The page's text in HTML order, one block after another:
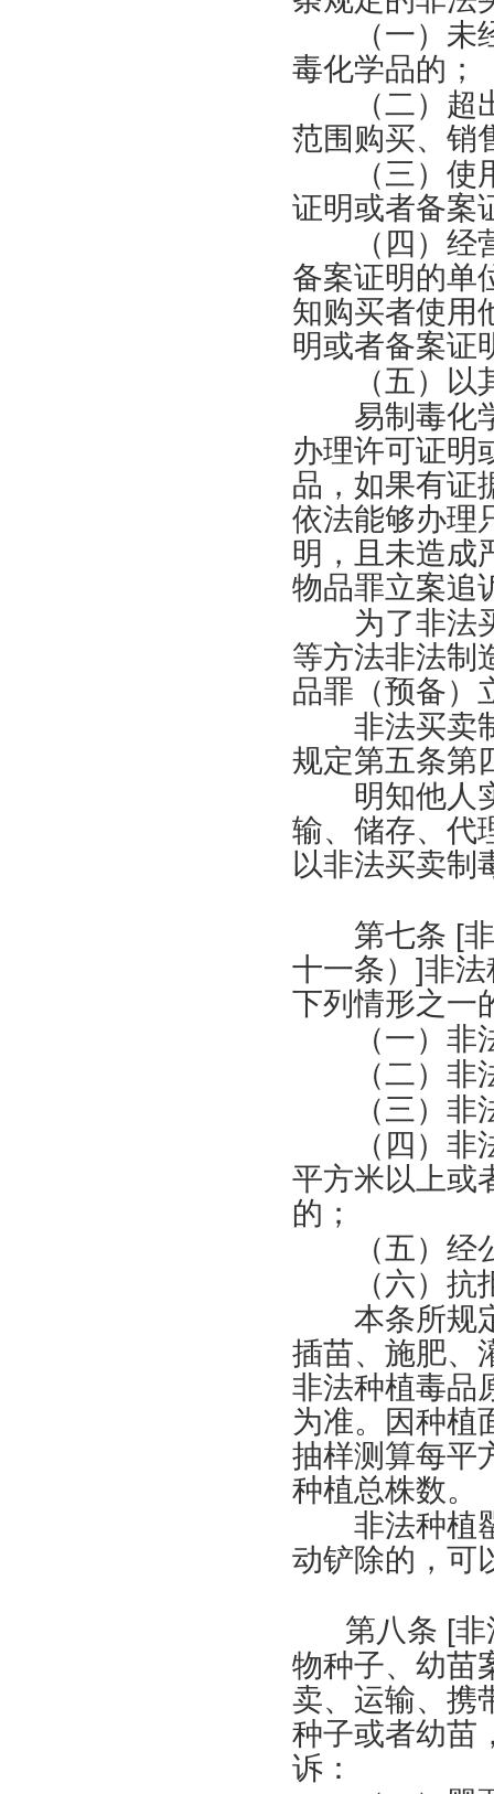
（一）未经
毒化学品的；
（二）超出
范围购买、销
（三）使用
证明或者备案
（四）经营
备案证明的单
知购买者使用
明或者备案证
（五）以其
易制毒化学
办理许可证明
品，如果有证
依法能够办理
明，且未造成
物品罪立案追
为了非法买
等方法非法制
品罪（预备）
非法买卖制
规定第五条第
明知他人实
输、储存、代
以非法买卖制
第七条 [
十一条） ]非法
下列情形之一
（一）非法
（二）非法
（三）非法
（四）非法
平方米以上或
的；
（五）经公
（六）抗
本条所规定
插苗、施肥、
非法种植毒品
为准。因种植
抽样测算每平
种植总株数。
非法种植罂
动铲除的，可
第八条 [非
物种子、幼苗
卖、运输、携
种子或者幼苗
诉：